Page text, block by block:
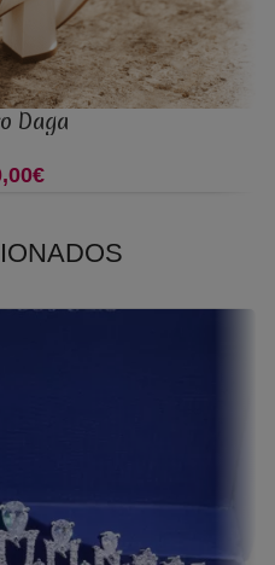
Daga
€